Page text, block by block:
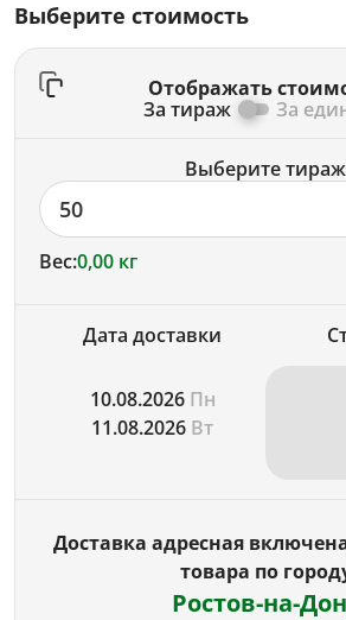
Выберите стоимость
Отображать
За тираж
За
Выберите тираж
50
Вес:0,00 кг
Дата доставки
10.08.2026 Пн
11.08.2026 Вт
Доставка адресная
товара по
Ростов-на-